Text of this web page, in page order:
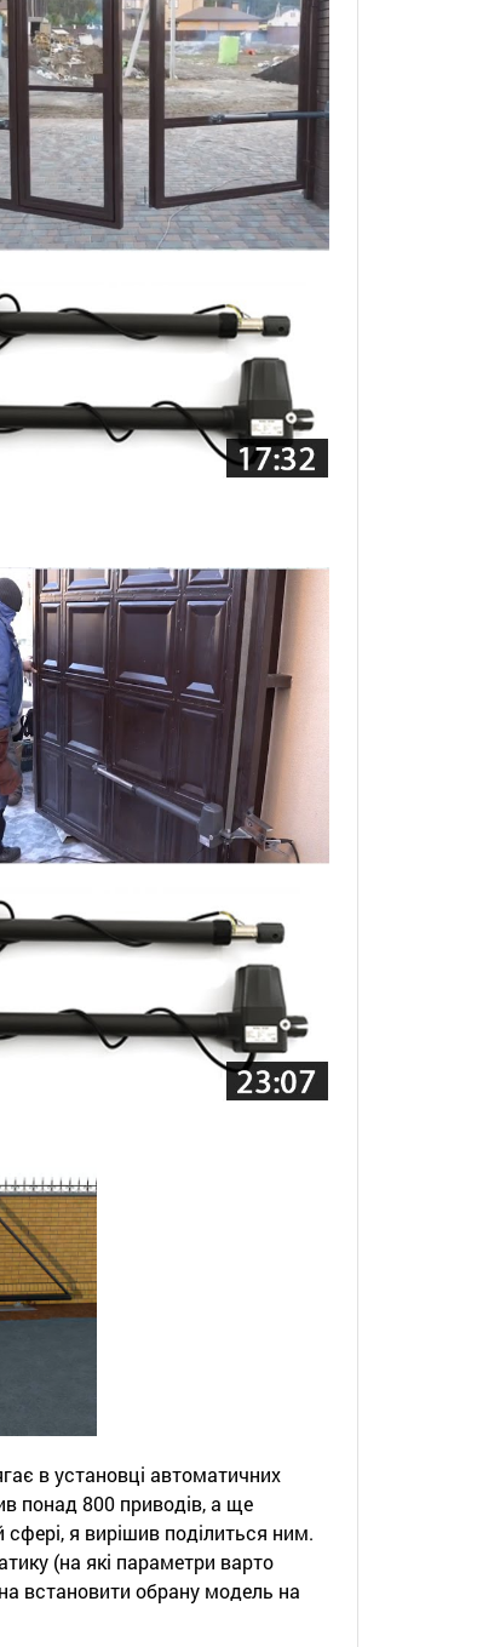
в установці автоматичних
понад 800 приводів, а ще
я вирішив поділиться ним.
(на які параметри варто
встановити обрану модель на